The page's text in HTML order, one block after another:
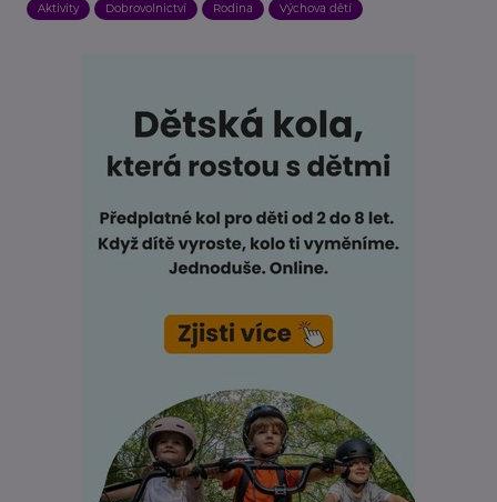
Aktivity Dobrovolnictví Rodina Výchova dětí